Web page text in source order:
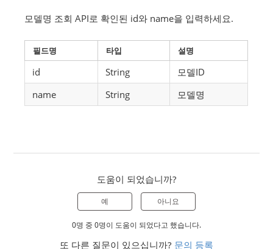
모델명 조회 API로 확인된 id와 name을 입력하세요.
필드명 타입 설명
id String
모델ID
name
String 모델명
도움이 되었습니까?
예 아니요
0명 중 0명이 도움이 되었다고 했습니다.
또 다른 질문이 있으십니까? 문의 등록